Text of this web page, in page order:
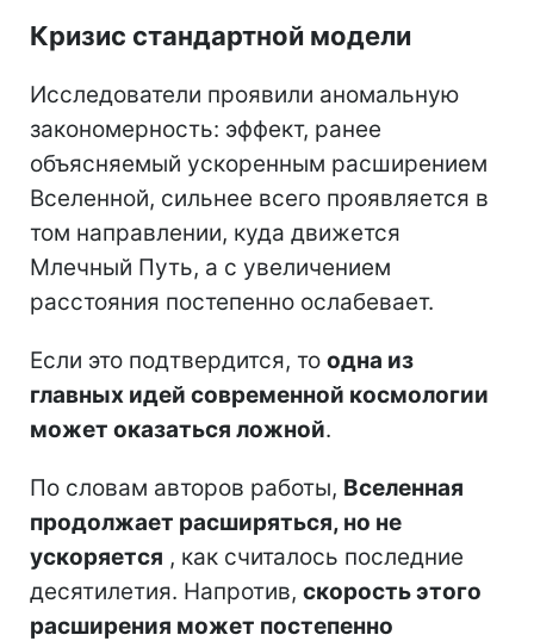
Кризис стандартной модели
Исследователи проявили аномальную
закономерность: эффект, ранее
объясняемый ускоренным расширением
Вселенной, сильнее всего проявляется в
том направлении, куда движется
Млечный Путь, а с увеличением
расстояния постепенно ослабевает.
Если это подтвердится, то одна из
главных идей современной космологии
может оказаться ложной.
По словам авторов работы, Вселенная
продолжает расширяться, но не
ускоряется , как считалось последние
десятилетия. Напротив, скорость этого
расширения может постепенно